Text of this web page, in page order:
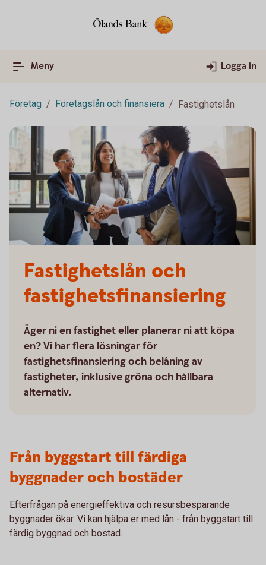
Meny Logga in
Företag Företagslån och finansiera Fastighetslån
Fastighetslån och
fastighetsfinansiering
Äger ni en fastighet eller planerar ni att köpa
en? Vi har flera lösningar för
fastighetsfinansiering och belåning av
fastigheter, inklusive gröna och hållbara
alternativ.
Från byggstart till färdiga
byggnader och bostäder
Efterfrågan på energieffektiva och resursbesparande
byggnader ökar. Vi kan hjälpa er med lån - från byggstart till
färdig byggnad och bostad.